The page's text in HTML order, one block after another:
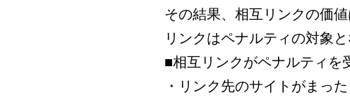
その結果、相互リンクの価
リンクはペナルティの対象
■相互リンクがペナルティを
・リンク先のサイトがまっ